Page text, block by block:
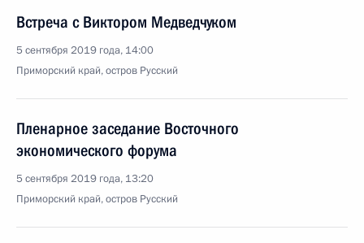
Встреча с Виктором Медведчуком
5 сентября 2019 года, 14:00
Приморский край, остров Русский
Пленарное заседание Восточного
экономического форума
5 сентября 2019 года, 13:20
Приморский край, остров Русский